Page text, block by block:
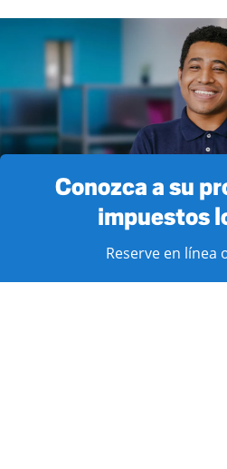
Conozca a su
impuestos
Reserve en línea